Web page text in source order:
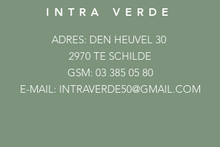
INTRA VERDE
ADRES: DEN HEUVEL 30
2970 TE SCHILDE
GSM: 03 385 05 80
E-MAIL: INTRAVERDE50@GMAIL.COM